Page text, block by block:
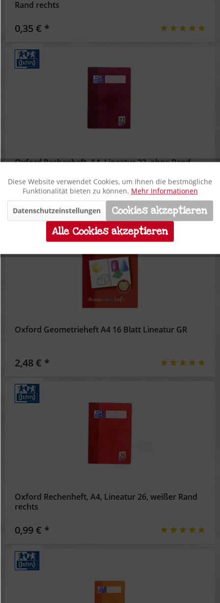
Rand rechts
0,35 € *
Oxford Rechenheft, A4, Lineatur 22, ohne Rand
0,99 € *
Oxford Geometrieheft A4 16 Blatt Lineatur GR
2,48 € *
Oxford Rechenheft, A4, Lineatur 26, weißer Rand
rechts
0,99 € *
Funktionale Aktiv
Marketing Inaktiv
Inaktiv
Diese Website verwendet Cookies, um Ihnen die bestmögliche
Funktionalität bieten zu können. Mehr Informationen
Datenschutzeinstellungen
Cookies akzeptieren
Alle Cookies akzeptieren